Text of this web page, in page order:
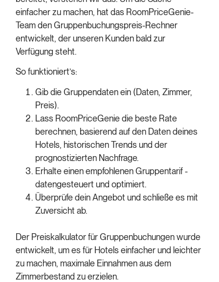
einfacher zu machen, hat das RoomPriceGenie-
Team den Gruppenbuchungspreis-Rechner
entwickelt, der unseren Kunden bald zur
Verfügung steht.
So funktioniert’s:
Gib die Gruppendaten ein (Daten, Zimmer,
Preis).
Lass RoomPriceGenie die beste Rate
berechnen, basierend auf den Daten deines
Hotels, historischen Trends und der
prognostizierten Nachfrage.
Erhalte einen empfohlenen Gruppentarif -
datengesteuert und optimiert.
Überprüfe dein Angebot und schließe es mit
Zuversicht ab.
Der Preiskalkulator für Gruppenbuchungen wurde
entwickelt, um es für Hotels einfacher und leichter
zu machen, maximale Einnahmen aus dem
Zimmerbestand zu erzielen.